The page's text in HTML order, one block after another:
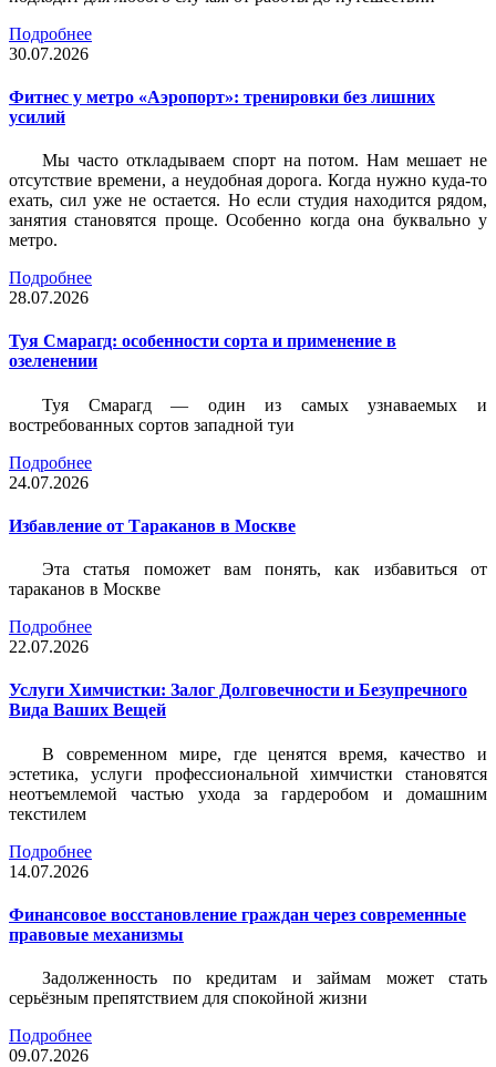
Подробнее
30.07.2026
Фитнес у метро «Аэропорт»: тренировки без лишних
усилий
Мы часто откладываем спорт на потом. Нам мешает не
отсутствие времени, а неудобная дорога. Когда нужно куда-то
ехать, сил уже не остается. Но если студия находится рядом,
занятия становятся проще. Особенно когда она буквально у
метро.
Подробнее
28.07.2026
Туя Смарагд: особенности сорта и применение в
озеленении
Туя Смарагд — один из самых узнаваемых и
востребованных сортов западной туи
Подробнее
24.07.2026
Избавление от Тараканов в Москве
Эта статья поможет вам понять, как избавиться от
тараканов в Москве
Подробнее
22.07.2026
Услуги Химчистки: Залог Долговечности и Безупречного
Вида Ваших Вещей
В современном мире, где ценятся время, качество и
эстетика, услуги профессиональной химчистки становятся
неотъемлемой частью ухода за гардеробом и домашним
текстилем
Подробнее
14.07.2026
Финансовое восстановление граждан через современные
правовые механизмы
Задолженность по кредитам и займам может стать
серьёзным препятствием для спокойной жизни
Подробнее
09.07.2026